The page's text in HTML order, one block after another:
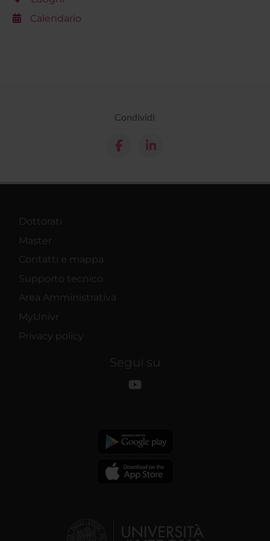
Calendario
Condividi
Dottorati
Master
Contatti e mappa
Supporto tecnico
Area Amministrativa
MyUnivr
Privacy policy
Segui su